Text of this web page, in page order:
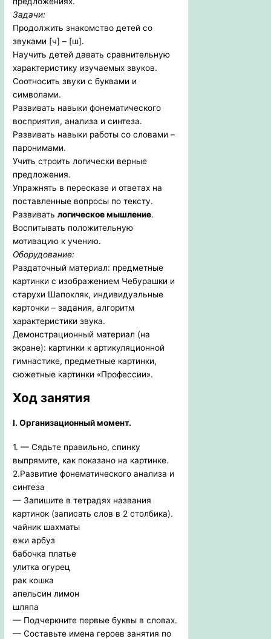
Задачи:
Продолжить знакомство детей со
звуками [ч] – [ш].
Научить детей давать сравнительную
характеристику изучаемых звуков.
Соотносить звуки с буквами и
символами.
Развивать навыки фонематического
восприятия, анализа и синтеза.
Развивать навыки работы со словами –
паронимами.
Учить строить логически верные
предложения.
Упражнять в пересказе и ответах на
поставленные вопросы по тексту.
Развиватьлогическое мышление.
Воспитывать положительную
мотивацию к учению.
Оборудование:
Раздаточный материал: предметные
картинки с изображением Чебурашки и
старухи Шапокляк, индивидуальные
карточки – задания, алгоритм
характеристики звука.
Демонстрационный материал (на
экране): картинки к артикуляционной
гимнастике, предметные картинки,
сюжетные картинки «Профессии».
Ход занятия
I. Организационный момент.
1. — Сядьте правильно, спинку
выпрямите, как показано на картинке.
2.Развитие фонематического анализа и
синтеза
— Запишите в тетрадях названия
картинок (записать слов в 2 столбика).
чайник шахматы
ежи арбуз
бабочка платье
улитка огурец
рак кошка
апельсин лимон
шляпа
— Подчеркните первые буквы в словах.
— Составьте имена героев занятия по